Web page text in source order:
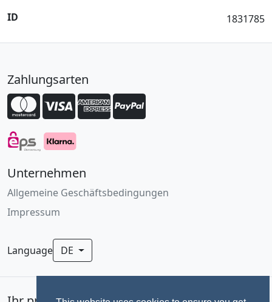
ID
1831785
Zahlungsarten
Unternehmen
Allgemeine Geschäftsbedingungen
Impressum
Language DE